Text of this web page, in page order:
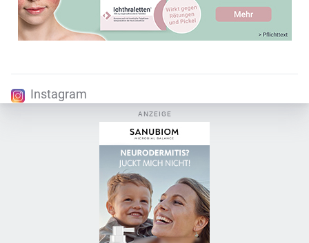
Instagram
ANZEIGE